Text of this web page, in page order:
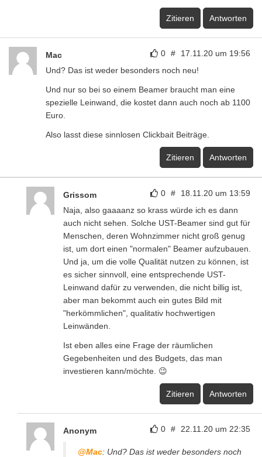
Zitieren Antworten
0 # 17.11.20 um 19:56
Mac
Und? Das ist weder besonders noch neu!
Und nur so bei so einem Beamer braucht man eine
spezielle Leinwand, die kostet dann auch noch ab 1100
Euro.
Also lasst diese sinnlosen Clickbait Beiträge.
Zitieren Antworten
0 # 18.11.20 um 13:59
Grissom
Naja, also gaaaanz so krass würde ich es dann
auch nicht sehen. Solche UST-Beamer sind gut für
Menschen, deren Wohnzimmer nicht groß genug
ist, um dort einen "normalen" Beamer aufzubauen.
Und ja, um die volle Qualität nutzen zu können, ist
es sicher sinnvoll, eine entsprechende UST-
Leinwand dafür zu verwenden, die nicht billig ist,
aber man bekommt auch ein gutes Bild mit
"herkömmlichen", qualitativ hochwertigen
Leinwänden.
Ist eben alles eine Frage der räumlichen
Gegebenheiten und des Budgets, das man
investieren kann/möchte. 😉
Zitieren Antworten
0 # 22.11.20 um 22:35
Anonym
@Mac: Und? Das ist weder besonders noch